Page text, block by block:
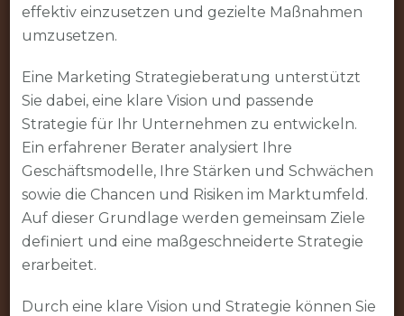
effektiv einzusetzen und gezielte Maßnahmen
umzusetzen.
Eine Marketing Strategieberatung unterstützt
Sie dabei, eine klare Vision und passende
Strategie für Ihr Unternehmen zu entwickeln.
Ein erfahrener Berater analysiert Ihre
Geschäftsmodelle, Ihre Stärken und Schwächen
sowie die Chancen und Risiken im Marktumfeld.
Auf dieser Grundlage werden gemeinsam Ziele
definiert und eine maßgeschneiderte Strategie
erarbeitet.
Durch eine klare Vision und Strategie können Sie